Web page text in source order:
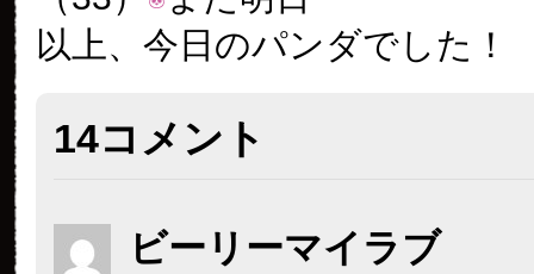
以上、今日のパンダでした！
14コメント
ビーリーマイラブ